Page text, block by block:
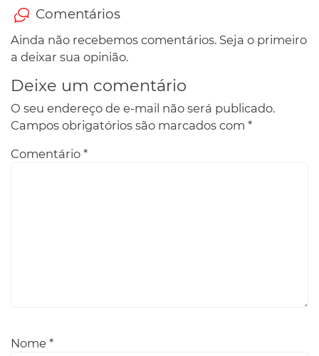
Comentários
Ainda não recebemos comentários. Seja o primeiro
a deixar sua opinião.
Deixe um comentário
O seu endereço de e-mail não será publicado.
Campos obrigatórios são marcados com *
Comentário *
Nome *